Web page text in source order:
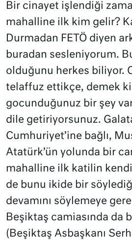
Bir cinayet işlendiği
mahalline ilk kim gelir?
Durmadan FETÖ diyen
buradan sesleniyorum.
olduğunu herkes biliyor.
telaffuz ettikçe, demek
gocunduğunuz bir şey
dile getiriyorsunuz.
Cumhuriyet’ine bağlı,
Atatürk’ün yolunda bir
mahalline ilk katilin
de bunu ikide bir
devamını söylemeye
Beşiktaş camiasında da
(Beşiktaş Asbaşkanı